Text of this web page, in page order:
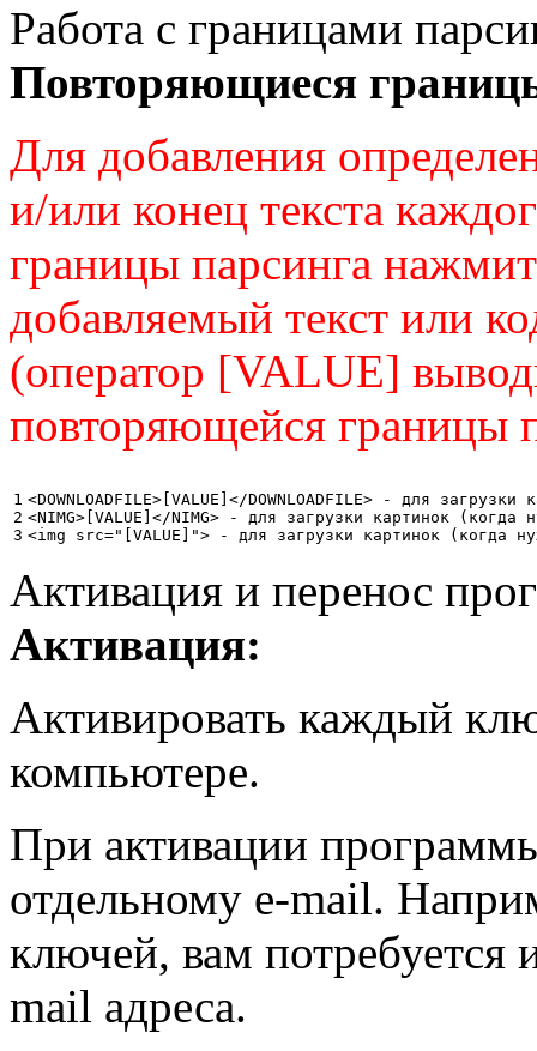
Работа с границами
Повторяющиеся
Для добавления
и/или конец текста
границы парсинга
добавляемый текст или
(оператор [VALUE]
повторяющейся границы
1
2
<DOWNLOADFILE>[VALUE]</DOWNLOADFILE> - для
<NIMG>[VALUE]</NIMG> - для загрузки картинок
<img src="[VALUE]"> - для загрузки картинок (когда
Активация и перенос
Активация:
Активировать каждый
компьютере.
При активации
отдельному e-mail.
ключей, вам потребуется
mail адреса.